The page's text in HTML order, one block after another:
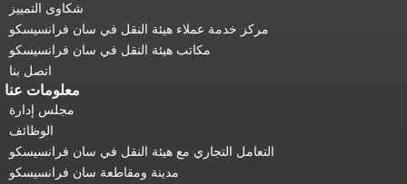
شكاوى التمييز
مركز خدمة عملاء هيئة النقل في سان فرانسيسكو
مكاتب هيئة النقل في سان فرانسيسكو
اتصل بنا
معلومات عنا
مجلس إدارة
الوظائف
التعامل التجاري مع هيئة النقل في سان فرانسيسكو
مدينة ومقاطعة سان فرانسيسكو